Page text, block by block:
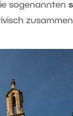
sogenannten